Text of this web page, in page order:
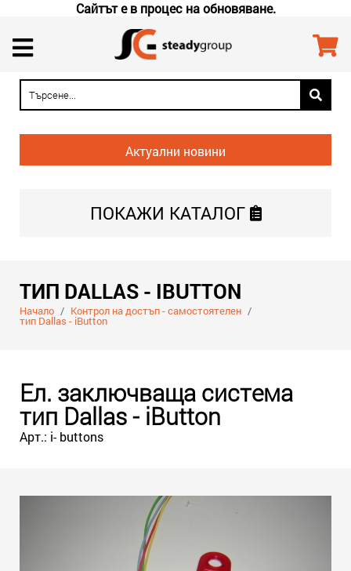
Сайтът е в процес на обновяване.
Актуални новини
ПОКАЖИ КАТАЛОГ
ТИП DALLAS - IBUTTON
Начало / Контрол на достъп - самостоятелен /
тип Dallas - iButton
Ел. заключваща система
тип Dallas - iButton
Арт.: i- buttons